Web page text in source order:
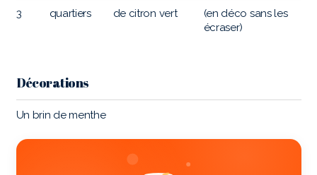
3 quartiers de citron vert
(en déco sans les
écraser)
Décorations
Un brin de menthe